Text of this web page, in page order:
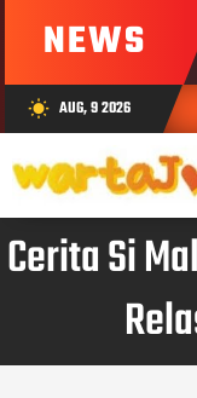
NEWS
wb_sunny AUG, 9 2026
Cerita Si